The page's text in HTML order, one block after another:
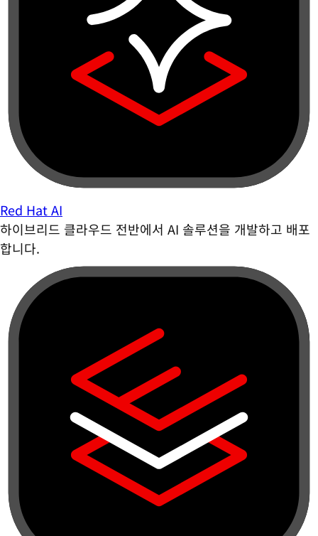
Red Hat AI
하이브리드 클라우드 전반에서 AI 솔루션을 개발하고 배포
합니다.